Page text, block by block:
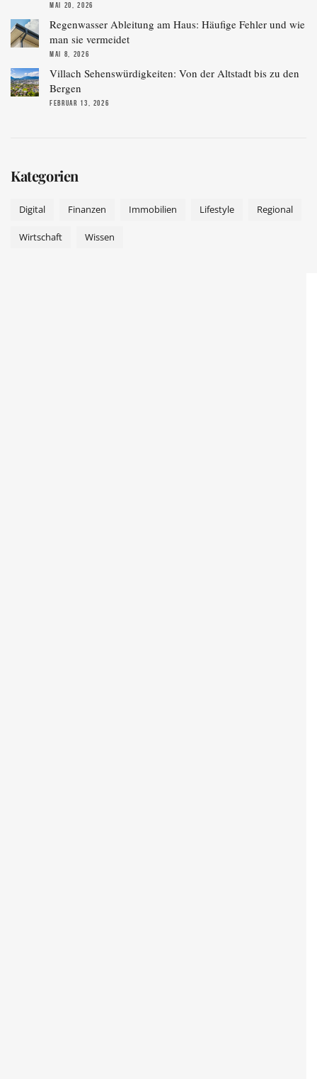
MAI 20, 2026
Regenwasser Ableitung am Haus: Häufige Fehler und wie
man sie vermeidet
MAI 8, 2026
Villach Sehenswürdigkeiten: Von der Altstadt bis zu den
Bergen
FEBRUAR 13, 2026
Kategorien
Digital Finanzen Immobilien Lifestyle Regional
Wirtschaft Wissen